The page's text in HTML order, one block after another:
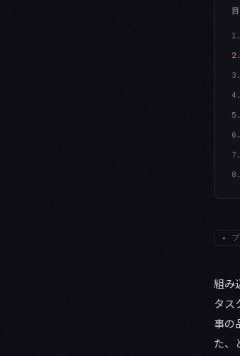
1.
2.
3.
4.
5.
6.
7.
8.
✦
組み
タス
事の
た、